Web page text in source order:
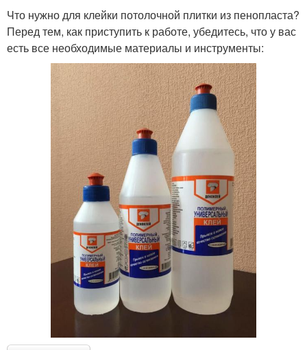
Что нужно для клейки потолочной плитки из пенопласта?
Перед тем, как приступить к работе, убедитесь, что у вас
есть все необходимые материалы и инструменты: